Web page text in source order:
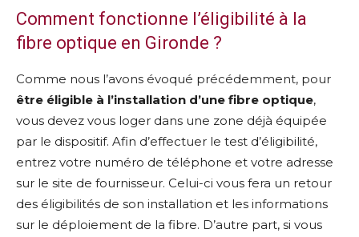
Comment fonctionne l’éligibilité à la
fibre optique en Gironde ?
Comme nous l’avons évoqué précédemment, pour
être éligible à l’installation d’une fibre optique,
vous devez vous loger dans une zone déjà équipée
par le dispositif. Afin d’effectuer le test d’éligibilité,
entrez votre numéro de téléphone et votre adresse
sur le site de fournisseur. Celui-ci vous fera un retour
des éligibilités de son installation et les informations
sur le déploiement de la fibre. D’autre part, si vous